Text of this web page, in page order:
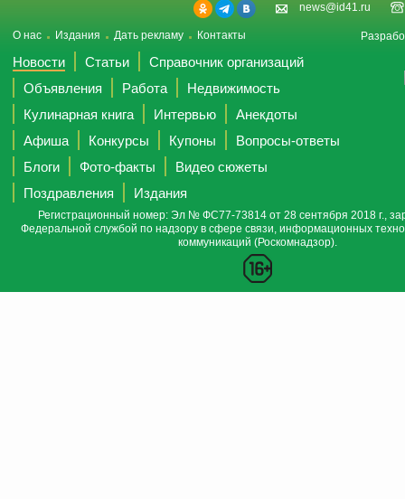
news@id41.ru
О нас Издания Дать рекламу Контакты
Новости Статьи
Справочник организаций
Объявления
Работа
Недвижимость
Кулинарная книга
Интервью
Анекдоты
Афиша
Конкурсы Купоны
Вопросы-ответы
Блоги
Фото-факты
Видео сюжеты
Поздравления
Издания
Регистрационный номер: Эл № ФС77-73814 от 28 сентября 2018 г.,
Федеральной службой по надзору в сфере связи, информационных
коммуникаций (Роскомнадзор).